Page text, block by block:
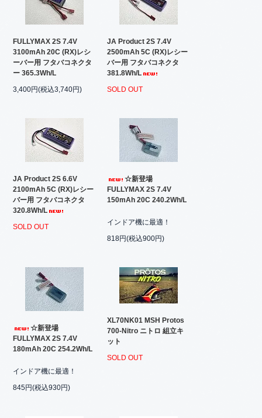
FULLYMAX 2S 7.4V
3100mAh 20C (RX)レシ
ーバー用 フタバコネクタ
ー 365.3Wh/L
3,400円(税込3,740円)
JA Product 2S 7.4V
2500mAh 5C (RX)レシー
バー用 フタバコネクタ
381.8Wh/L
SOLD OUT
JA Product 2S 6.6V
2100mAh 5C (RX)レシー
バー用 フタバコネクタ
320.8Wh/L
SOLD OUT
☆新登場
FULLYMAX 2S 7.4V
150mAh 20C 240.2Wh/L
インドア機に最適！
818円(税込900円)
☆新登場
FULLYMAX 2S 7.4V
180mAh 20C 254.2Wh/L
インドア機に最適！
845円(税込930円)
XL70NK01 MSH Protos
700-Nitro ニトロ 組立キ
ット
SOLD OUT